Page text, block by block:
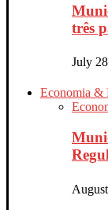
três
July
Economia &